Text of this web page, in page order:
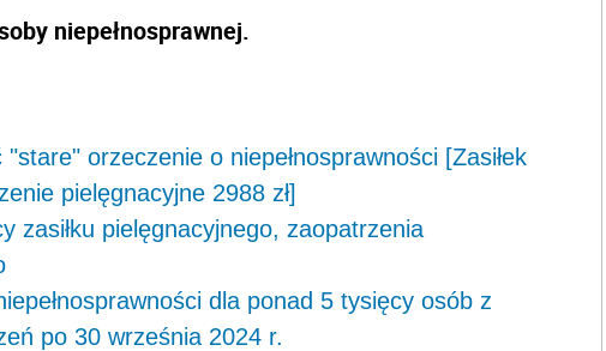
niepełnosprawnej.
orzeczenie o niepełnosprawności [Zasiłek
pielęgnacyjne 2988 zł]
zasiłku pielęgnacyjnego, zaopatrzenia
dla ponad 5 tysięcy osób z
po 30 września 2024 r.